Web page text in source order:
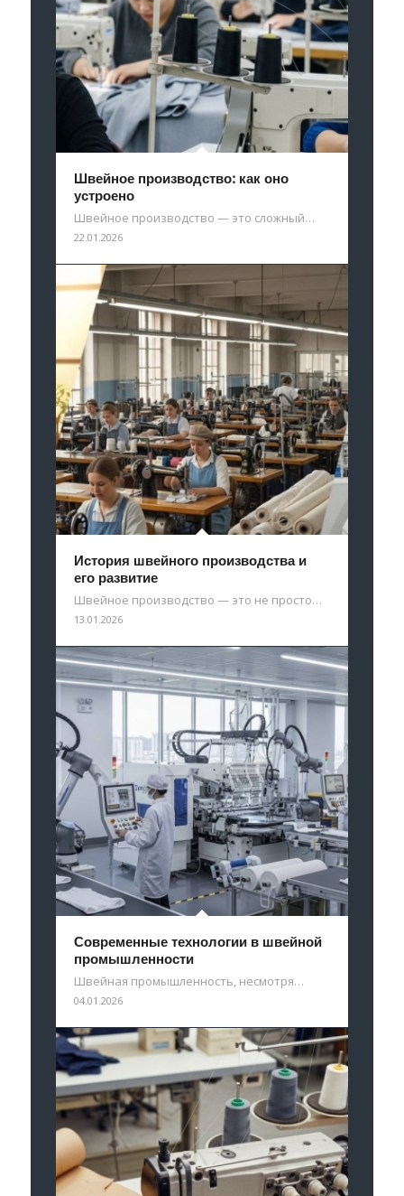
Швейное производство: как оно
устроено
Швейное производство — это сложный…
22.01.2026
История швейного производства и
его развитие
Швейное производство — это не просто…
13.01.2026
Современные технологии в швейной
промышленности
Швейная промышленность, несмотря…
04.01.2026